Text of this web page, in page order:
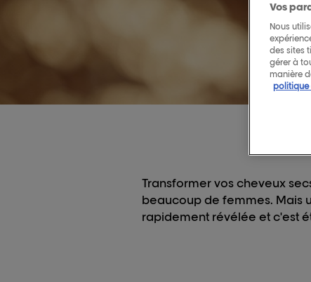
Transformer vos cheveux
beaucoup de femmes. Mais
rapidement révélée et c'est
Vos
Nous
des sites
gérer à
manière
politique